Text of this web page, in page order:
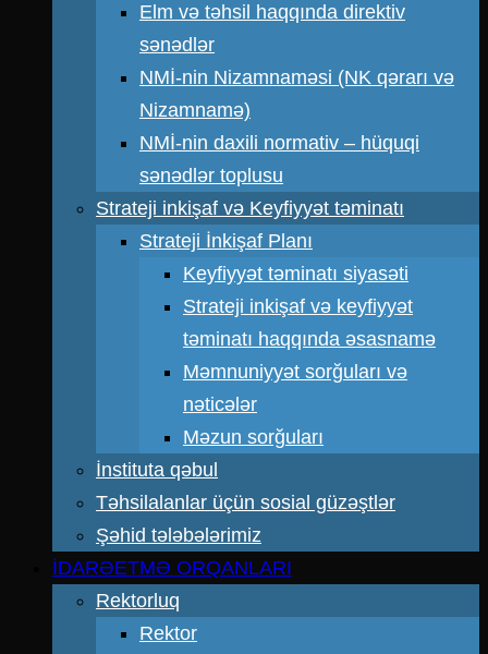
Elm və təhsil haqqında direktiv
sənədlər
NMİ-nin Nizamnaməsi (NK qərarı və
Nizamnamə)
NMİ-nin daxili normativ – hüquqi
sənədlər toplusu
Strateji inkişaf və Keyfiyyət təminatı
Strateji İnkişaf Planı
Keyfiyyət təminatı siyasəti
Strateji inkişaf və keyfiyyət
təminatı haqqında əsasnamə
Məmnuniyyət sorğuları və
nəticələr
Məzun sorğuları
İnstituta qəbul
Təhsilalanlar üçün sosial güzəştlər
Şəhid tələbələrimiz
İDARƏETMƏ ORQANLARI
Rektorluq
Rektor